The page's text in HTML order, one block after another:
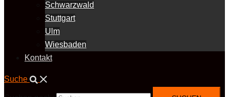
Schwarzwald
Stuttgart
Ulm
Wiesbaden
Kontakt
Suche